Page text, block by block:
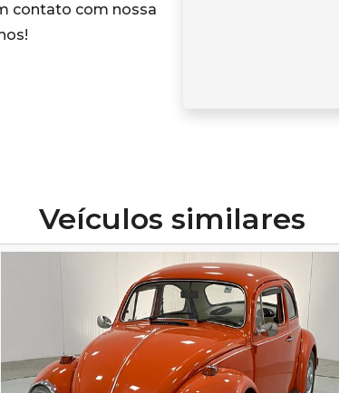
contato com nossa
Veículos similares